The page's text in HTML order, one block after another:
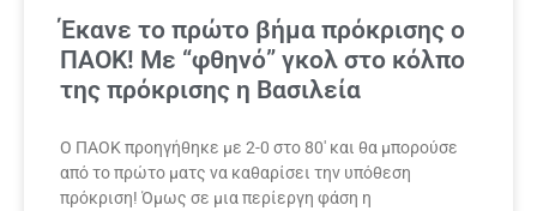
Έκανε το πρώτο βήμα πρόκρισης ο
ΠΑΟΚ! Με “φθηνό” γκολ στο κόλπο
της πρόκρισης η Βασιλεία
Ο ΠΑΟΚ προηγήθηκε με 2-0 στο 80′ και θα μπορούσε
από το πρώτο ματς να καθαρίσει την υπόθεση
πρόκριση! Όμως σε μια περίεργη φάση η